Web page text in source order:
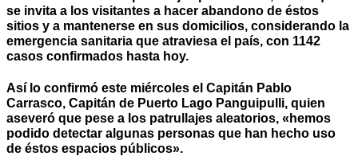
se invita a los visitantes a hacer abandono de éstos
sitios y a mantenerse en sus domicilios, considerando la
emergencia sanitaria que atraviesa el país, con 1142
casos confirmados hasta hoy.
Así lo confirmó este miércoles el Capitán Pablo
Carrasco, Capitán de Puerto Lago Panguipulli, quien
aseveró que pese a los patrullajes aleatorios, «hemos
podido detectar algunas personas que han hecho uso
de éstos espacios públicos».